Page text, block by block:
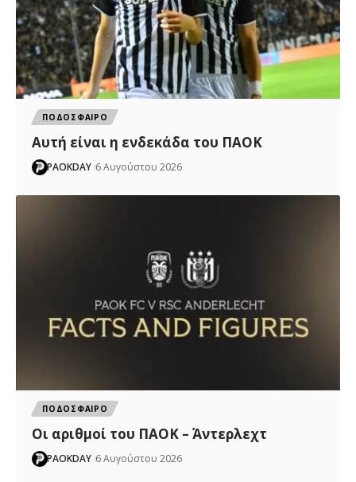
ΠΟΔΟΣΦΑΙΡΟ
Αυτή είναι η ενδεκάδα του ΠΑΟΚ
PAOKDAY 6 Αυγούστου 2026
ΠΟΔΟΣΦΑΙΡΟ
Oι αριθμοί του ΠΑΟΚ – Άντερλεχτ
PAOKDAY 6 Αυγούστου 2026